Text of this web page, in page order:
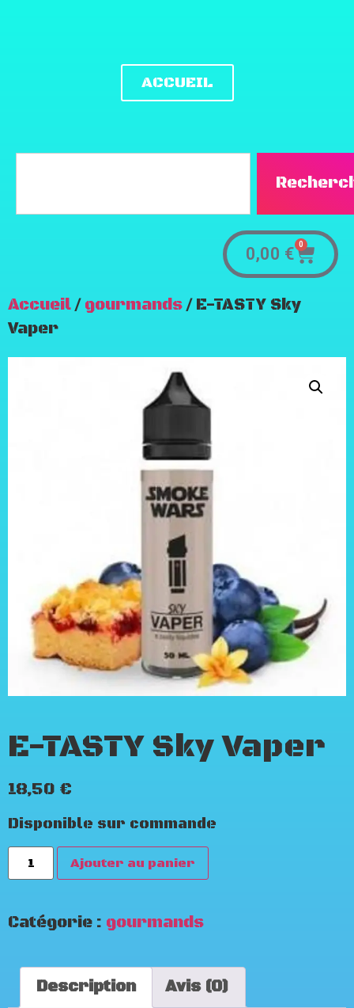
ACCUEIL
0,00 € 0
Accueil/ gourmands/ E-TASTY Sky
Vaper
E-TASTY Sky Vaper
18,50 €
Disponible sur commande
Ajouter au panier
Catégorie : gourmands
Description Avis (0)